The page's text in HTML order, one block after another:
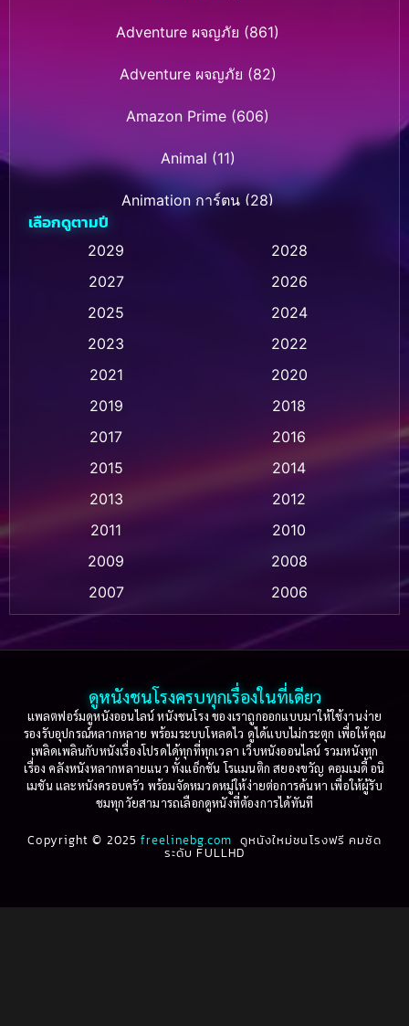
Adventure ผจญภัย (861)
Adventure ผจญภัย (82)
Amazon Prime (606)
Animal (11)
Animation การ์ตูน (28)
Animation การ์ตูน (232)
Animation การ์ตูน (32)
Animation แอนิเมชั่น (1)
Animation แอนิเมชัน (1)
Based on a True Story เรื่องจริง(36)
Based on Novel(16)
Betrayal(1)
Biography(3)
เลือกดูตามปี
2029
2028
2027
2026
2025
2024
2023
2022
2021
2020
2019
2018
2017
2016
2015
2014
2013
2012
2011
2010
2009
2008
2007
2006
2005
2004
2003
2002
2001
2000
1999
1998
1997
1996
1995
1994
1993
1992
1991
1990
ดูหนังชนโรงครบทุกเรื่องในที่เดียว
แพลตฟอร์มดูหนังออนไลน์ หนังชนโรง ของเราถูกออกแบบมาให้ใช้งานง่าย
รองรับอุปกรณ์หลากหลาย พร้อมระบบโหลดไว ดูได้แบบไม่กระตุก เพื่อให้คุณ
เพลิดเพลินกับหนังเรื่องโปรดได้ทุกที่ทุกเวลา เว็บหนังออนไลน์ รวมหนังทุก
เรื่อง คลังหนังหลากหลายแนว ทั้งแอ็กชัน โรแมนติก สยองขวัญ คอมเมดี้ อนิ
เมชัน และหนังครอบครัว พร้อมจัดหมวดหมู่ให้ง่ายต่อการค้นหา เพื่อให้ผู้รับ
ชมทุกวัยสามารถเลือกดูหนังที่ต้องการได้ทันที
Copyright © 2025freelinebg.com ดูหนังใหม่ชนโรงฟรี คมชัด
ระดับ FULLHD